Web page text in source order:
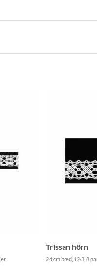
Trissan hörn
2,4 cm bred, 12/3, 8